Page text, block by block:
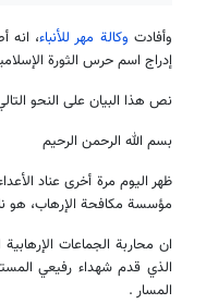
وأفادت وكالة مهر للأنباء، انه
إدراج اسم حرس الثورة
نص هذا البيان على النحو
بسم الله الرحمن الرحيم
ظهر اليوم مرة أخرى عناد
مؤسسة مكافحة الإرهاب، هو
ان محاربة الجماعات
الذي قدم شهداء رفيعي
المسار .